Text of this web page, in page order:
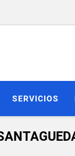
SERVICIOS